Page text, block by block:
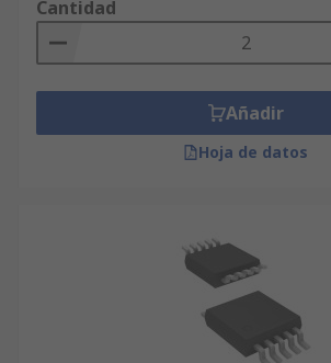
Cantidad
Añadir
Hoja de datos